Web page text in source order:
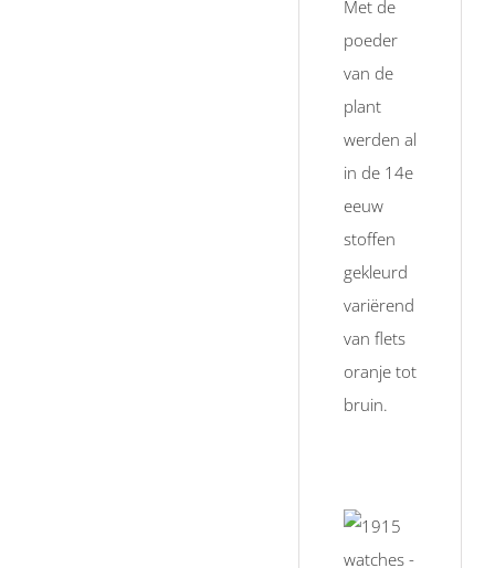
Met de
poeder
van de
plant
werden al
in de 14e
eeuw
stoffen
gekleurd
variërend
van flets
oranje tot
bruin.